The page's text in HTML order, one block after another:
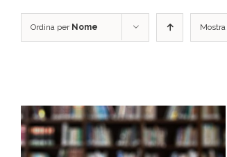
Ordina per Nome Mostra